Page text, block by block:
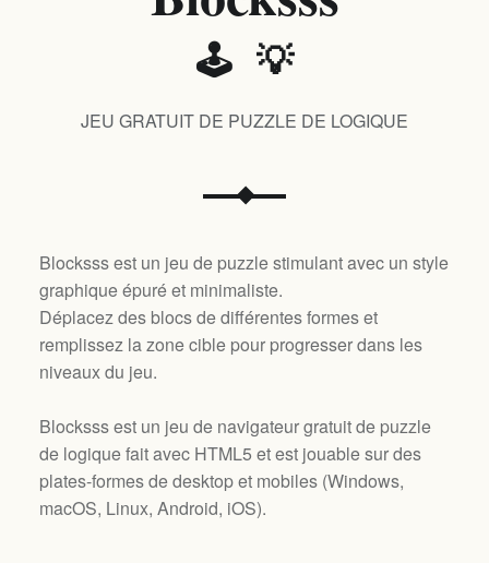
🕹️ 💡
JEU GRATUIT DE PUZZLE DE LOGIQUE
Blocksss est un jeu de puzzle stimulant avec un style
graphique épuré et minimaliste.
Déplacez des blocs de différentes formes et
remplissez la zone cible pour progresser dans les
niveaux du jeu.
Blocksss est un jeu de navigateur gratuit de puzzle
de logique fait avec HTML5 et est jouable sur des
plates-formes de desktop et mobiles (Windows,
macOS, Linux, Android, iOS).